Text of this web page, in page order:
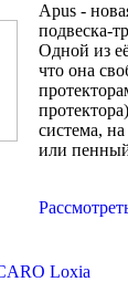
Apus -
подвеска-
Одной из
что она
система,
или
Loxia